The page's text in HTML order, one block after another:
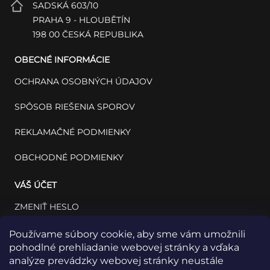
Používame súbory cookie, aby sme vám umožnili
pohodlné prehliadanie webovej stránky a vďaka
analýze prevádzky webovej stránky neustále
SADSKÁ 603/10
PRAHA 9 - HLOUBĚTÍN
198 00 ČESKÁ REPUBLIKA
OBECNÉ INFORMÁCIE
OCHRANA OSOBNÝCH ÚDAJOV
SPÔSOB RIEŠENIA SPOROV
REKLAMAČNÉ PODMIENKY
OBCHODNÉ PODMIENKY
VÁŠ ÚČET
ZMENIŤ HESLO
VÁŠ PROFIL
VAŠE OBJEDNÁVKY